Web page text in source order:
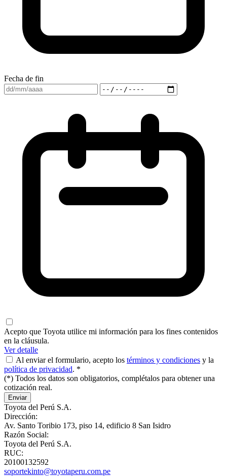
Fecha de fin
Acepto que Toyota utilice mi información para los fines contenidos
en la cláusula.
Ver detalle
Al enviar el formulario, acepto los términos y condiciones y la
política de privacidad. *
(*) Todos los datos son obligatorios, complétalos para obtener una
cotización real.
Enviar
Toyota del Perú S.A.
Dirección:
Av. Santo Toribio 173, piso 14, edificio 8 San Isidro
Razón Social:
Toyota del Perú S.A.
RUC:
20100132592
soportekinto@toyotaperu.com.pe